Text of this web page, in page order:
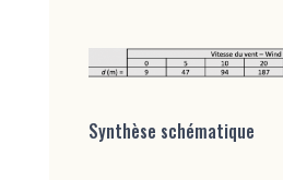
Synthèse schématique